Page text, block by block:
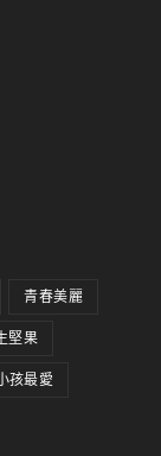
青春美麗
堅果
孩最愛